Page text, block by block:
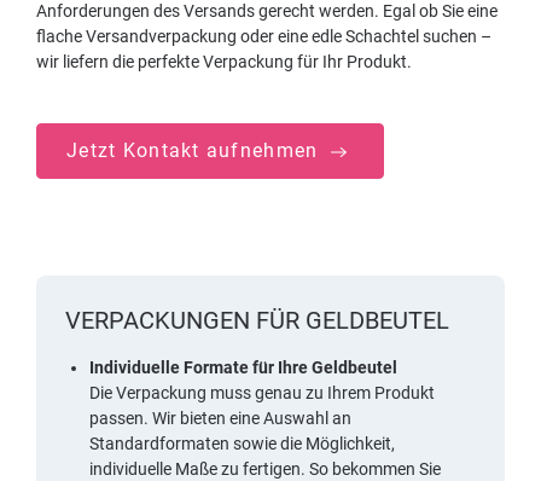
Anforderungen des Versands gerecht werden. Egal ob Sie eine
flache Versandverpackung oder eine edle Schachtel suchen –
wir liefern die perfekte Verpackung für Ihr Produkt.
Jetzt Kontakt aufnehmen
VERPACKUNGEN FÜR GELDBEUTEL
Individuelle Formate für Ihre Geldbeutel
Die Verpackung muss genau zu Ihrem Produkt
passen. Wir bieten eine Auswahl an
Standardformaten sowie die Möglichkeit,
individuelle Maße zu fertigen. So bekommen Sie